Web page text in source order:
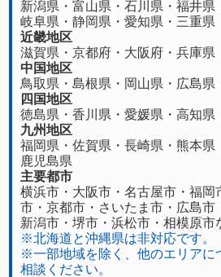
新潟県 ・富山県 ・石川県 ・福井県
岐阜県 ・静岡県 ・愛知県 ・ 三重県
近畿地区
滋賀県 ・京都府 ・ 大阪府 ・兵庫県
中国地区
鳥取県 ・島根県 ・ 岡山県 ・ 広島県
四国地区
徳島県 ・香川県・愛媛県 ・高知県
九州地区
福岡県 ・佐賀県 ・長崎県・ 熊本県
鹿児島県
主要都市
横浜市・大阪市・名古屋市・福岡
市・京都市・さいたま市・広島市
新潟市・堺市・浜松市・相模原市
※北海道と沖縄県は非対応です。
※一部地域を除く、他のエリアに
相談ください。